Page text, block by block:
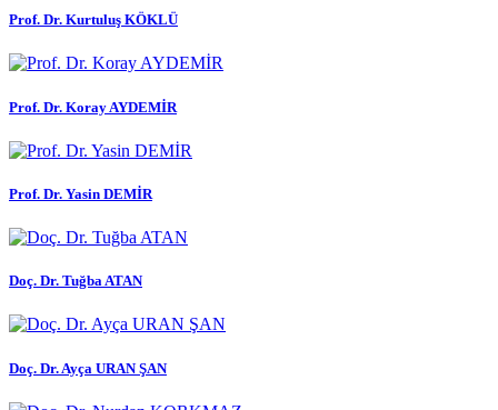
Prof. Dr. Kurtuluş KÖKLÜ
Prof. Dr. Koray AYDEMİR
Prof. Dr. Yasin DEMİR
Doç. Dr. Tuğba ATAN
Doç. Dr. Ayça URAN ŞAN